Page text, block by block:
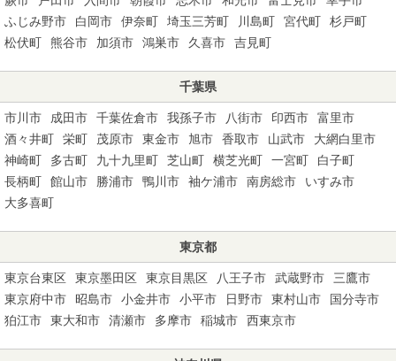
ふじみ野市
白岡市 伊奈町 埼玉三芳町 川島町 宮代町
杉戸町
松伏町
熊谷市 加須市 鴻巣市 久喜市 吉見町
千葉県
市川市 成田市 千葉佐倉市 我孫子市 八街市 印西市
富里市
酒々井町
栄町 茂原市 東金市 旭市 香取市 山武市
大網白里市
神崎町
多古町 九十九里町 芝山町 横芝光町 一宮町
白子町
長柄町
館山市 勝浦市 鴨川市 袖ケ浦市 南房総市
いすみ市
大多喜町
東京都
東京台東区 東京墨田区 東京目黒区 八王子市 武蔵野市
三鷹市
東京府中市
昭島市 小金井市 小平市 日野市 東村山市
国分寺市
狛江市
東大和市 清瀬市 多摩市 稲城市 西東京市